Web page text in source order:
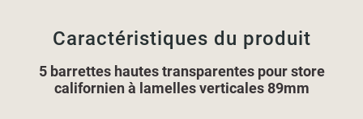
Caractéristiques du produit
5 barrettes hautes transparentes pour store
californien à lamelles verticales 89mm